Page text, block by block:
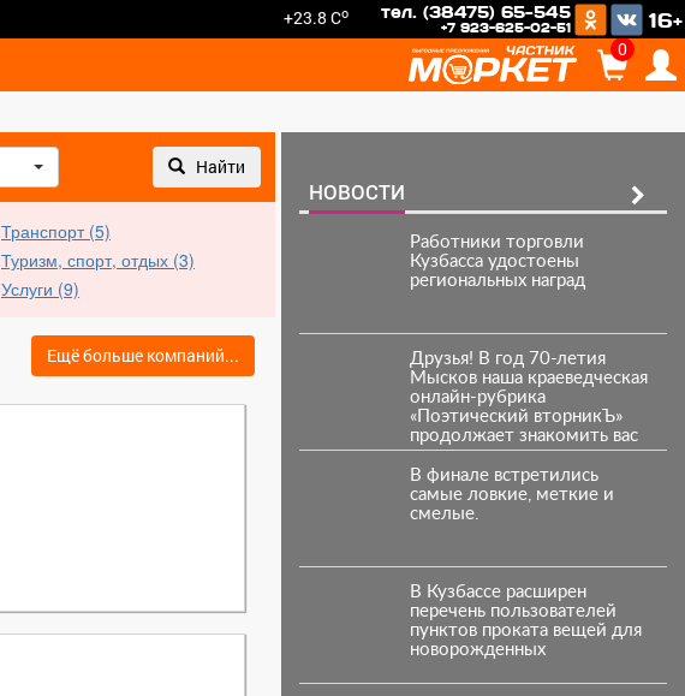
+23.8 Co тел. (38475) 65-545
+7 923-625-02-51 16+
0
Найти
Транспорт (5)
Туризм, спорт, отдых (3)
Услуги (9)
Ещё больше компаний...
НОВОСТИ
Работники торговли
Кузбасса удостоены
региональных наград
Друзья! В год 70-летия
Мысков наша краеведческая
онлайн-рубрика
«Поэтический вторникЪ»
продолжает знакомить вас
с творчеством земляков.
В финале встретились
самые ловкие, меткие и
смелые.
В Кузбассе расширен
перечень пользователей
пунктов проката вещей для
новорожденных